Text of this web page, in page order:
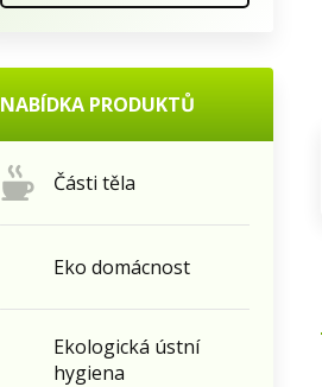
NABÍDKA PRODUKTŮ
Části těla
Eko domácnost
Ekologická ústní
hygiena